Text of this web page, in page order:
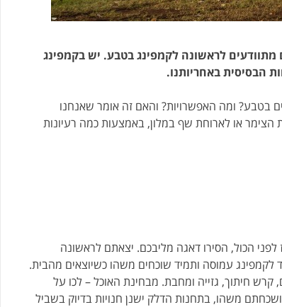
לראשונה לקמפינג בטבע. יש בקמפינג
הבסיסית באחריותנו.
בטבע? ומה האפשרויות? והאם זה אומר שאנחנו
או לארוחת שף במלון, באמצעות כמה רעיונות
הכול, הסירו דאגה מליבכם. יצאתם לראשונה
עמוסה ותמיד שוכחים משהו כשיוצאים מהבית.
חיתוך, גזייה ומחבת. מבחינת האוכל – לכו על
משהו, בתחנות הדלק ישנן חנויות בדיוק בשביל